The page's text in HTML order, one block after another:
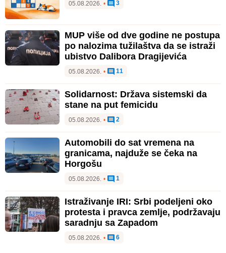
05.08.2026. • 3
MUP više od dve godine ne postupa
po nalozima tužilaštva da se istraži
ubistvo Dalibora Dragijevića
05.08.2026. • 11
Solidarnost: Država sistemski da
stane na put femicidu
05.08.2026. • 2
Automobili do sat vremena na
granicama, najduže se čeka na
Horgošu
05.08.2026. • 1
Istraživanje IRI: Srbi podeljeni oko
protesta i pravca zemlje, podržavaju
saradnju sa Zapadom
05.08.2026. • 6